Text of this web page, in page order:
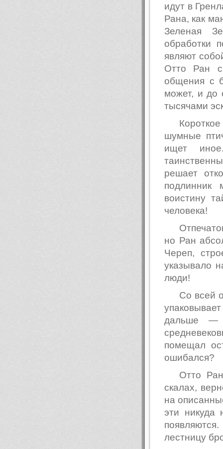
идут в
Рана, как
Зеленая
обработки
являют
Отто Ран
общения с
может, и до
тысячами
шумные
ищет
решает
подлинник
воистину
человека!
но Ран
Череп,
указывало
люди!
Со всей
дальше —
помещал
ошибался?
Отто
скалах,
на
эти никуда
лестницу